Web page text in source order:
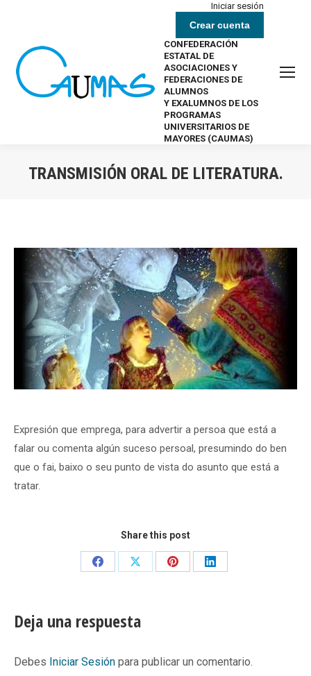
Iniciar sesión
Crear cuenta
CONFEDERACIÓN
ESTATAL DE
ASOCIACIONES Y
FEDERACIONES DE
ALUMNOS
Y EXALUMNOS DE LOS
PROGRAMAS
UNIVERSITARIOS DE
MAYORES (CAUMAS)
TRANSMISIÓN ORAL DE LITERATURA.
Expresión que emprega, para advertir a persoa que está a
falar ou comenta algún suceso persoal, presumindo do ben
que o fai, baixo o seu punto de vista do asunto que está a
tratar.
Share this post
Share
Share
Share
Share
Deja una respuesta
Debes Iniciar Sesión para publicar un comentario.